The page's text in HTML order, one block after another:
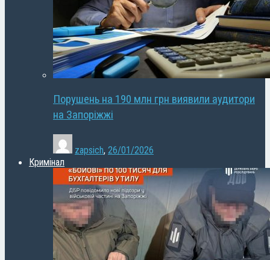
Порушень на 190 млн грн виявили аудитори
на Запоріжжі
zapsich, 26/01/2026
Кримінал